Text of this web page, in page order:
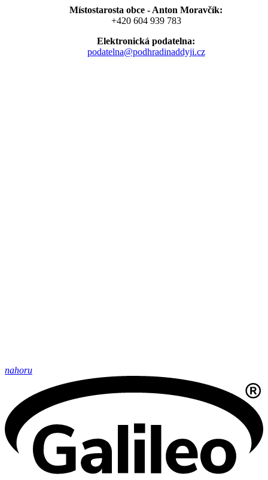
Místostarosta obce - Anton Moravčík:
+420 604 939 783
Elektronická podatelna:
podatelna@podhradinaddyji.cz
nahoru